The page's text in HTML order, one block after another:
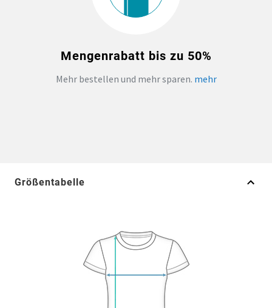
Mengenrabatt bis zu 50%
Mehr bestellen und mehr sparen. mehr
Größentabelle